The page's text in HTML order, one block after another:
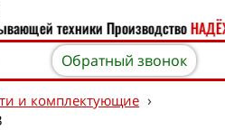
техникиПроизводство
Обратный звонок
и комплектующие ›